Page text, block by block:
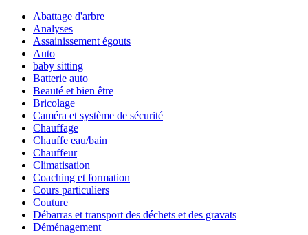
Abattage d'arbre
Analyses
Assainissement égouts
Auto
baby sitting
Batterie auto
Beauté et bien être
Bricolage
Caméra et système de sécurité
Chauffage
Chauffe eau/bain
Chauffeur
Climatisation
Coaching et formation
Cours particuliers
Couture
Débarras et transport des déchets et des gravats
Déménagement